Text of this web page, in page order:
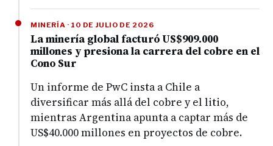
MINERÍA · 10 DE JULIO DE 2026
La minería global facturó US$909.000
millones y presiona la carrera del cobre en el
Cono Sur
Un informe de PwC insta a Chile a
diversificar más allá del cobre y el litio,
mientras Argentina apunta a captar más de
US$40.000 millones en proyectos de cobre.